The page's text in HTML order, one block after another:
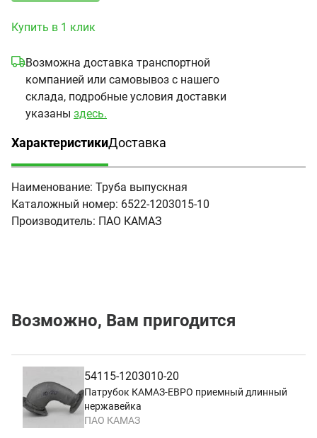
Купить в 1 клик
Возможна доставка транспортной
компанией или самовывоз с нашего
склада, подробные условия доставки
указаны здесь.
Характеристики
(активная вкладка)
Доставка
Наименование: Труба выпускная
Каталожный номер: 6522-1203015-10
Производитель: ПАО КАМАЗ
Возможно, Вам пригодится
54115-1203010-20
Патрубок КАМАЗ-ЕВРО приемный длинный
нержавейка
ПАО КАМАЗ